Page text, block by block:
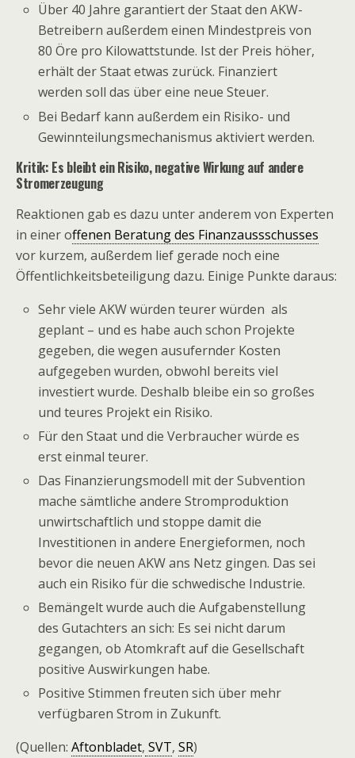
Über 40 Jahre garantiert der Staat den AKW-
Betreibern außerdem einen Mindestpreis von
80 Öre pro Kilowattstunde. Ist der Preis höher,
erhält der Staat etwas zurück. Finanziert
werden soll das über eine neue Steuer.
Bei Bedarf kann außerdem ein Risiko- und
Gewinnteilungsmechanismus aktiviert werden.
Kritik: Es bleibt ein Risiko, negative Wirkung auf andere
Stromerzeugung
Reaktionen gab es dazu unter anderem von Experten
in einer offenen Beratung des Finanzaussschusses
vor kurzem, außerdem lief gerade noch eine
Öffentlichkeitsbeteiligung dazu. Einige Punkte daraus:
Sehr viele AKW würden teurer würden als
geplant – und es habe auch schon Projekte
gegeben, die wegen ausufernder Kosten
aufgegeben wurden, obwohl bereits viel
investiert wurde. Deshalb bleibe ein so großes
und teures Projekt ein Risiko.
Für den Staat und die Verbraucher würde es
erst einmal teurer.
Das Finanzierungsmodell mit der Subvention
mache sämtliche andere Stromproduktion
unwirtschaftlich und stoppe damit die
Investitionen in andere Energieformen, noch
bevor die neuen AKW ans Netz gingen. Das sei
auch ein Risiko für die schwedische Industrie.
Bemängelt wurde auch die Aufgabenstellung
des Gutachters an sich: Es sei nicht darum
gegangen, ob Atomkraft auf die Gesellschaft
positive Auswirkungen habe.
Positive Stimmen freuten sich über mehr
verfügbaren Strom in Zukunft.
(Quellen: Aftonbladet, SVT, SR)